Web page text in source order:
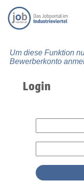
Um diese Funktion
Bewerberkonto
Login